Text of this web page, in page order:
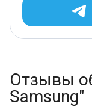
Отзывы
Samsung"